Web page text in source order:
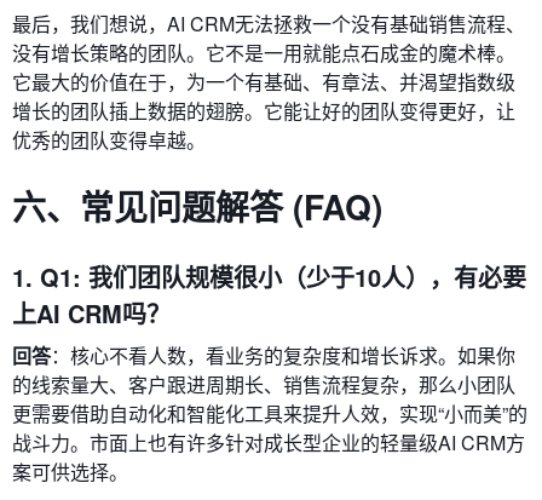
最后，我们想说，AI CRM无法拯救一个没有基础销售流程、
没有增长策略的团队。它不是一用就能点石成金的魔术棒。
它最大的价值在于，为一个有基础、有章法、并渴望指数级
增长的团队插上数据的翅膀。它能让好的团队变得更好，让
优秀的团队变得卓越。
六、常见问题解答 (FAQ)
1. Q1: 我们团队规模很小（少于10人），有必要
上AI CRM吗？
回答：核心不看人数，看业务的复杂度和增长诉求。如果你
的线索量大、客户跟进周期长、销售流程复杂，那么小团队
更需要借助自动化和智能化工具来提升人效，实现“小而美”的
战斗力。市面上也有许多针对成长型企业的轻量级AI CRM方
案可供选择。